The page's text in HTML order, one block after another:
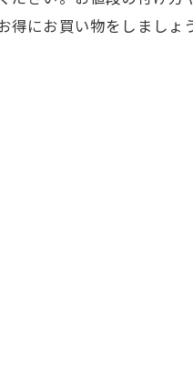
得にお買い物をしまし